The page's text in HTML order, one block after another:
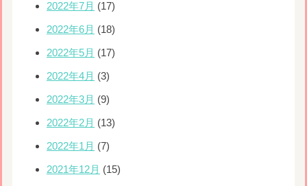
2022年7月 (17)
2022年6月 (18)
2022年5月 (17)
2022年4月 (3)
2022年3月 (9)
2022年2月 (13)
2022年1月 (7)
2021年12月 (15)